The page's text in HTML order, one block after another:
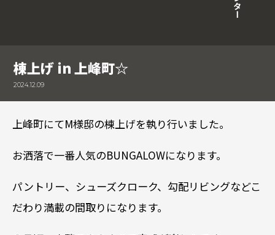
棟上げ in 上峰町☆
2024.12.09
上峰町にてM様邸の棟上げを執り行いました。
お洒落で一番人気のBUNGALOWになります。
パントリー、シューズクローク、勾配リビングなどこ
だわり満載の間取りになります。